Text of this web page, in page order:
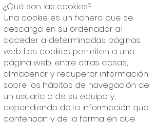
¿Qué son las cookies?
Una cookie es un fichero que se
descarga en su ordenador al
acceder a determinadas páginas
web. Las cookies permiten a una
página web, entre otras cosas,
almacenar y recuperar información
sobre los hábitos de navegación de
un usuario o de su equipo y,
dependiendo de la información que
contengan y de la forma en que